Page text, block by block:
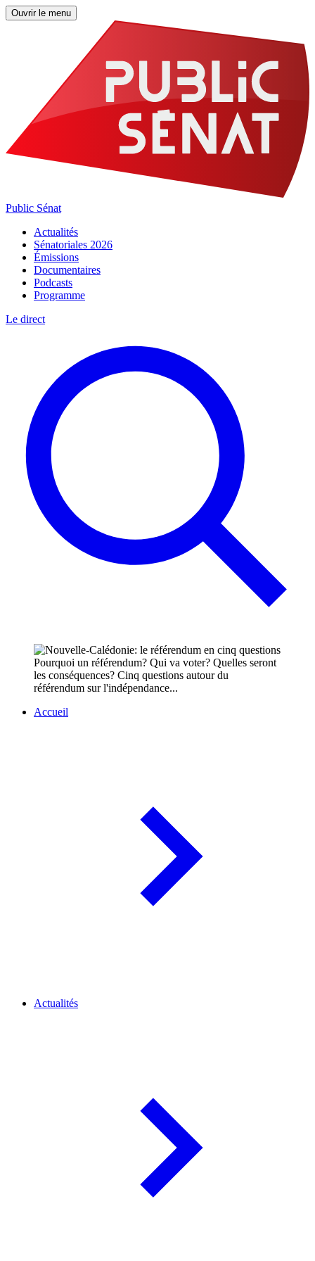
Ouvrir le menu
Public Sénat
Actualités
Sénatoriales 2026
Émissions
Documentaires
Podcasts
Programme
Le direct
Pourquoi un référendum? Qui va voter? Quelles seront
les conséquences? Cinq questions autour du
référendum sur l'indépendance...
Accueil
Actualités